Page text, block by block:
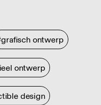
ontwerp
ontwerp
design